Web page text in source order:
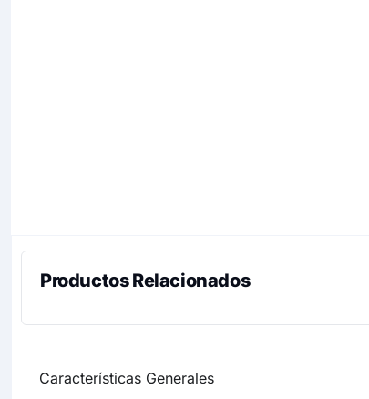
Productos Relacionados
Características Generales